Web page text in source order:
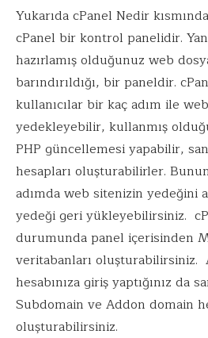
Yukarıda cPanel Nedir
cPanel bir kontrol panelidir.
hazırlamış olduğunuz web
barındırıldığı, bir paneldir.
kullanıcılar bir kaç adım ile
yedekleyebilir, kullanmış
PHP güncellemesi yapabilir,
hesapları oluşturabilirler.
adımda web sitenizin yedeğini
yedeği geri yükleyebilirsiniz.
durumunda panel içerisinden
veritabanları oluşturabilirsiniz.
hesabınıza giriş yaptığınız da
Subdomain ve Addon domain
oluşturabilirsiniz.